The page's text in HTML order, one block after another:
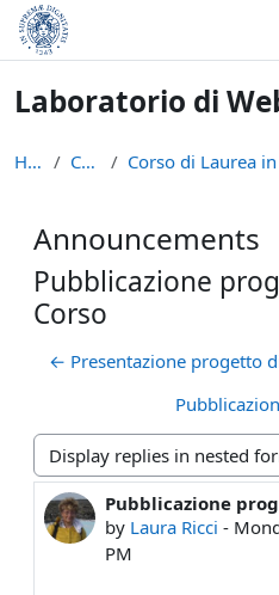
Skip to main content
Laboratorio di
Home Courses
Announcements
Pubblicazione
Corso
← Presentazione progetto
Display mode
Pubblicazione
by Laura Ricci -
PM
Number of replies: 0